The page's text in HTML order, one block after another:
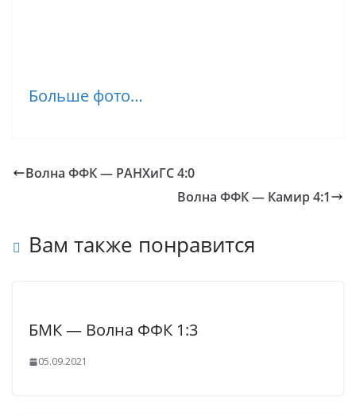
Больше фото…
Волна ФФК — РАНХиГС 4:0
Волна ФФК — Камир 4:1
Вам также понравится
БМК — Волна ФФК 1:3
05.09.2021